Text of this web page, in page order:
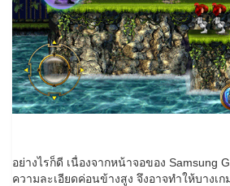
อย่างไรก็ดี เนื่องจากหน้าจอของ Samsung
ความละเอียดค่อนข้างสูง จึงอาจทำให้บางเ